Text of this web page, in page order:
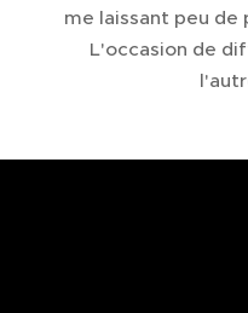
me laissant peu
L'occasion de